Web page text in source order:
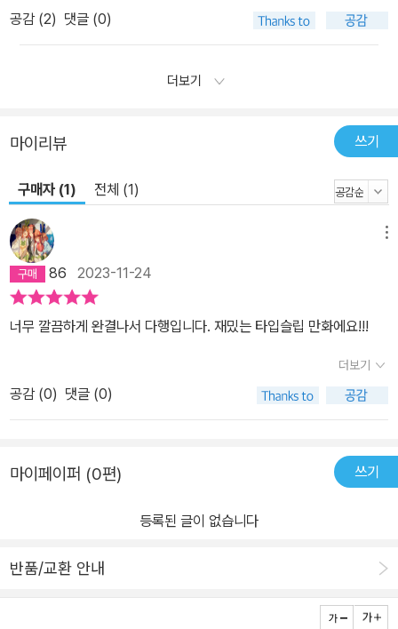
공감 (2) 댓글 (0)
더보기
마이리뷰 쓰기
구매자 (1) 전체 (1)
86 2023-11-24
너무 깔끔하게 완결나서 다행입니다. 재밌는 타입슬립 만화에요!!!
더보기
공감 (0) 댓글 (0)
마이페이퍼 (0편) 쓰기
등록된 글이 없습니다
반품/교환 안내